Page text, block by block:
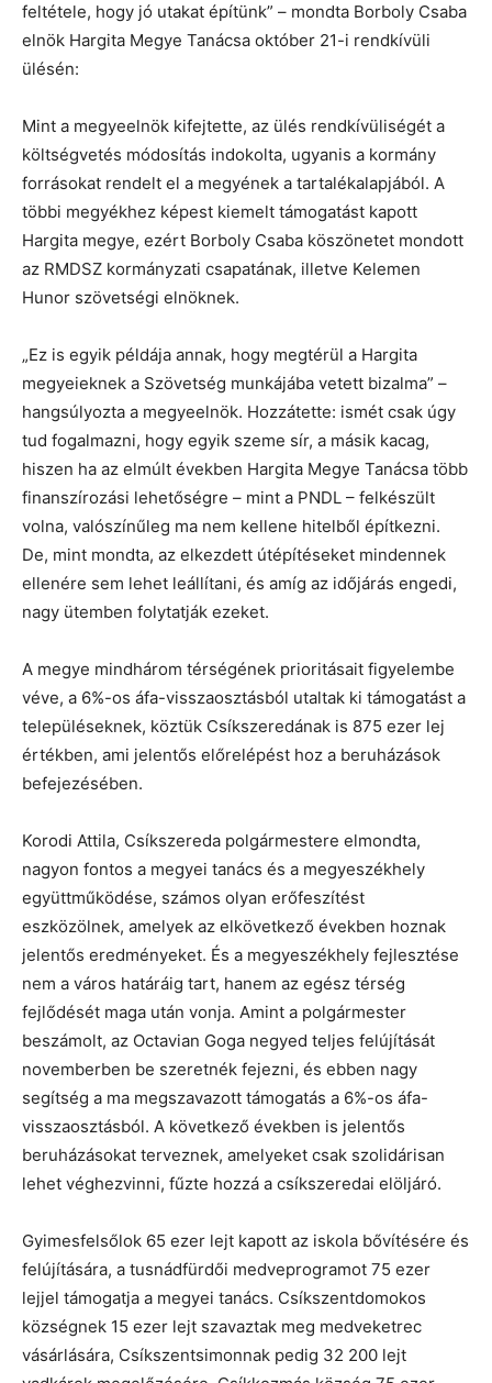
feltétele, hogy jó utakat építünk” – mondta Borboly Csaba
elnök Hargita Megye Tanácsa október 21-i rendkívüli
ülésén:
Mint a megyeelnök kifejtette, az ülés rendkívüliségét a
költségvetés módosítás indokolta, ugyanis a kormány
forrásokat rendelt el a megyének a tartalékalapjából. A
többi megyékhez képest kiemelt támogatást kapott
Hargita megye, ezért Borboly Csaba köszönetet mondott
az RMDSZ kormányzati csapatának, illetve Kelemen
Hunor szövetségi elnöknek.
„Ez is egyik példája annak, hogy megtérül a Hargita
megyeieknek a Szövetség munkájába vetett bizalma” –
hangsúlyozta a megyeelnök. Hozzátette: ismét csak úgy
tud fogalmazni, hogy egyik szeme sír, a másik kacag,
hiszen ha az elmúlt években Hargita Megye Tanácsa több
finanszírozási lehetőségre – mint a PNDL – felkészült
volna, valószínűleg ma nem kellene hitelből építkezni.
De, mint mondta, az elkezdett útépítéseket mindennek
ellenére sem lehet leállítani, és amíg az időjárás engedi,
nagy ütemben folytatják ezeket.
A megye mindhárom térségének prioritásait figyelembe
véve, a 6%-os áfa-visszaosztásból utaltak ki támogatást a
településeknek, köztük Csíkszeredának is 875 ezer lej
értékben, ami jelentős előrelépést hoz a beruházások
befejezésében.
Korodi Attila, Csíkszereda polgármestere elmondta,
nagyon fontos a megyei tanács és a megyeszékhely
együttműködése, számos olyan erőfeszítést
eszközölnek, amelyek az elkövetkező években hoznak
jelentős eredményeket. És a megyeszékhely fejlesztése
nem a város határáig tart, hanem az egész térség
fejlődését maga után vonja. Amint a polgármester
beszámolt, az Octavian Goga negyed teljes felújítását
novemberben be szeretnék fejezni, és ebben nagy
segítség a ma megszavazott támogatás a 6%-os áfa-
visszaosztásból. A következő években is jelentős
beruházásokat terveznek, amelyeket csak szolidárisan
lehet véghezvinni, fűzte hozzá a csíkszeredai elöljáró.
Gyimesfelsőlok 65 ezer lejt kapott az iskola bővítésére és
felújítására, a tusnádfürdői medveprogramot 75 ezer
lejjel támogatja a megyei tanács. Csíkszentdomokos
községnek 15 ezer lejt szavaztak meg medveketrec
vásárlására, Csíkszentsimonnak pedig 32 200 lejt